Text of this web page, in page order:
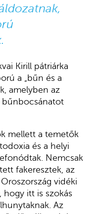
Kirill pátriárka
a „bűn és a
amelyben az
bűnbocsánatot
mellett a temetők
és a helyi
Nemcsak
fakeresztek, az
vidéki
itt is szokás
Az